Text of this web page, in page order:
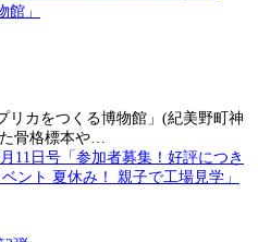
リカをつくる博物館」(紀美野町神
骨格標本や…